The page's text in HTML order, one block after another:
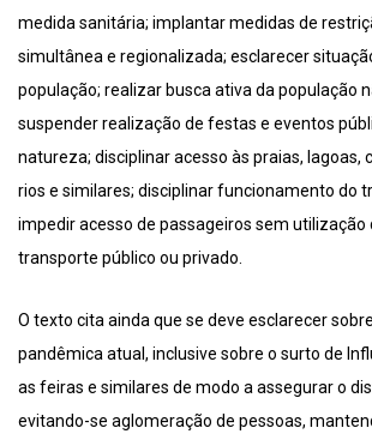
medida sanitária; implantar medidas de
simultânea e regionalizada; esclarecer
população; realizar busca ativa da população
suspender realização de festas e eventos
natureza; disciplinar acesso às praias, lagoas,
rios e similares; disciplinar funcionamento do
impedir acesso de passageiros sem utilização
transporte público ou privado.
O texto cita ainda que se deve esclarecer
pandêmica atual, inclusive sobre o surto de
as feiras e similares de modo a assegurar o
evitando-se aglomeração de pessoas,